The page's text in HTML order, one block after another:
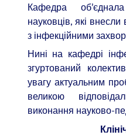
Кафедра
науковців, які
з інфекційними
Нині на кафедрі
згуртований
увагу актуальним
великою
виконання науково-